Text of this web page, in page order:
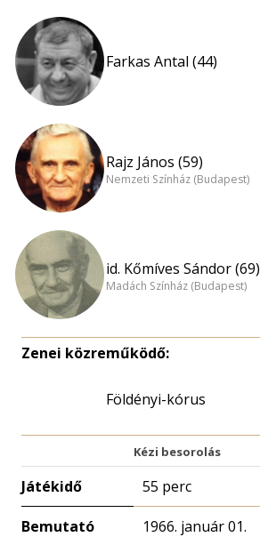
Farkas Antal (44)
Rajz János (59)
Nemzeti Színház (Budapest)
id. Kőmíves Sándor (69)
Madách Színház (Budapest)
Zenei közreműködő:
Földényi-kórus
Kézi besorolás
Játékidő 55 perc
Bemutató
1966. január 01.